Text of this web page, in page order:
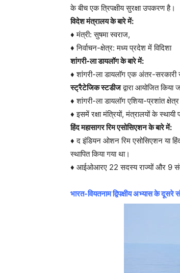
के बीच एक त्रिपक्षीय सुरक्षा उपकरण है।
विदेश मंत्रालय के बारे में:
♦ मंत्री: सुषमा स्वराज,
♦ निर्वाचन-क्षेत्र: मध्य प्रदेश में विदिशा
शांगरी-ला डायलॉग के बारे में:
♦ शांगरी-ला डायलॉग एक अंतर-
स्ट्रैटेजिक स्टडीजद्वारा आयोजित किया
♦ शांगरी-ला डायलॉग एशिया-प्रशांत
♦ इसमें रक्षा मंत्रियों, मंत्रालयों के
हिंद महासागर रिम एसोसिएशन के बारे में:
♦ द इंडियन ओशन रिम एसोसिएशन या
स्थापित किया गया था।
♦ आईओआरए 22 सदस्य राज्यों और 9
भारत-वियतनाम द्विपक्षीय अभ्यास के